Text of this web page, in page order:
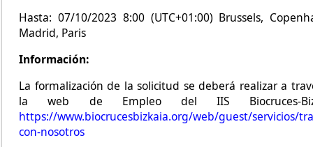
Hasta: 07/10/2023 8:00 (UTC+01:00) Brussels,
Madrid, Paris
Información:
La formalización de la solicitud se deberá realizar a
la web de Empleo del IIS Biocruces-
https://www.biocrucesbizkaia.org/web/guest/servicios/
con-nosotros